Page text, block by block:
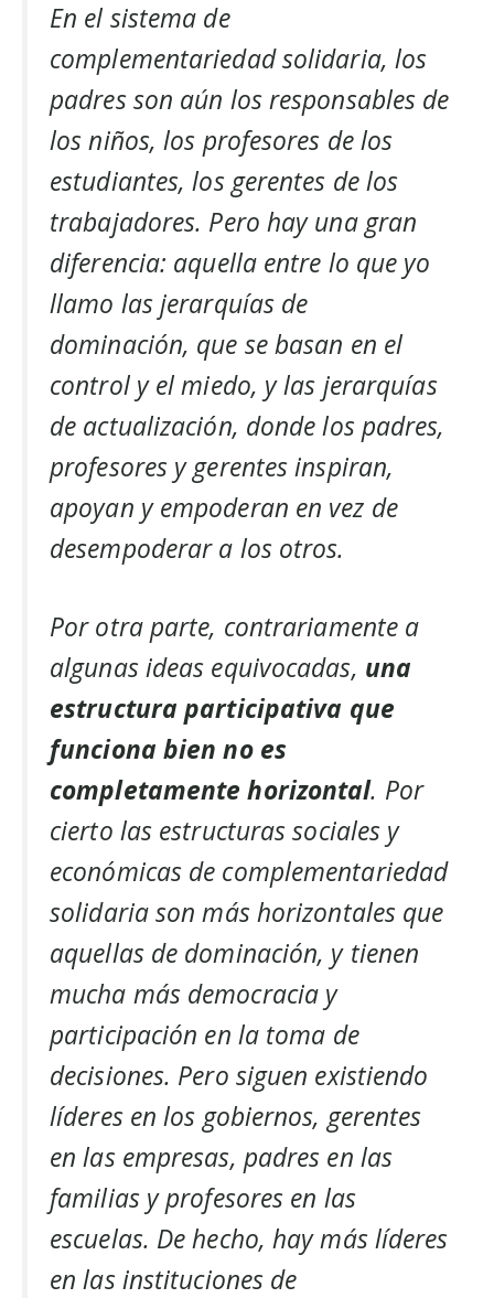
En el sistema de
complementariedad solidaria, los
padres son aún los responsables de
los niños, los profesores de los
estudiantes, los gerentes de los
trabajadores. Pero hay una gran
diferencia: aquella entre lo que yo
llamo las jerarquías de
dominación, que se basan en el
control y el miedo, y las jerarquías
de actualización, donde los padres,
profesores y gerentes inspiran,
apoyan y empoderan en vez de
desempoderar a los otros.
Por otra parte, contrariamente a
algunas ideas equivocadas, una
estructura participativa que
funciona bien no es
completamente horizontal. Por
cierto las estructuras sociales y
económicas de complementariedad
solidaria son más horizontales que
aquellas de dominación, y tienen
mucha más democracia y
participación en la toma de
decisiones. Pero siguen existiendo
líderes en los gobiernos, gerentes
en las empresas, padres en las
familias y profesores en las
escuelas. De hecho, hay más líderes
en las instituciones de